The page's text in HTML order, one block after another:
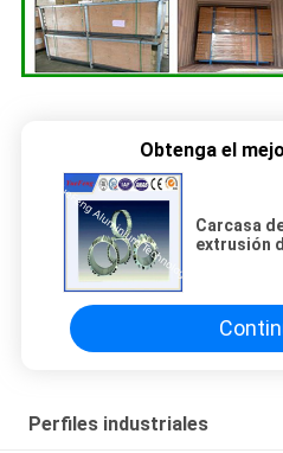
Obtenga el
Carcasa
extrusión
Perfiles industriales